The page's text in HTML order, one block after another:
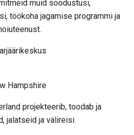
muid soodustusi,
töökoha jagamise programmi ja
Hampshire
projekteerib, toodab ja
jalatseid ja välireisi.